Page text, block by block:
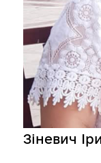
Зіневич